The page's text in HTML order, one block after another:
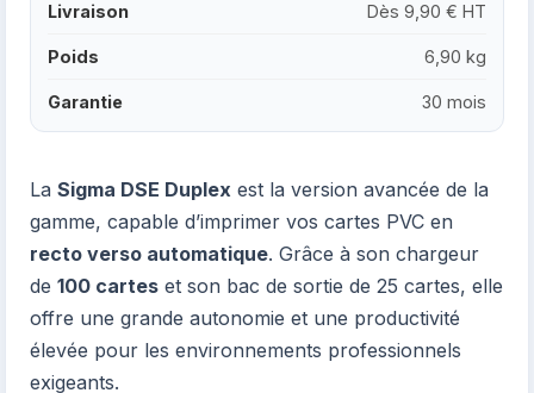
Livraison Dès 9,90 € HT
Poids 6,90 kg
Garantie 30 mois
La Sigma DSE Duplex est la version avancée de la
gamme, capable d’imprimer vos cartes PVC en
recto verso automatique. Grâce à son chargeur
de 100 cartes et son bac de sortie de 25 cartes, elle
offre une grande autonomie et une productivité
élevée pour les environnements professionnels
exigeants.